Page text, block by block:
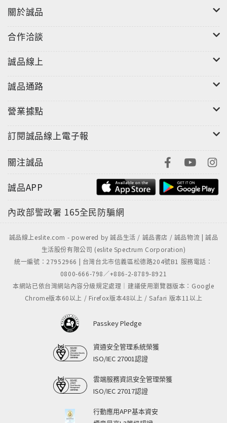
關於誠品
合作洽談
誠品線上
誠品通路
營業據點
訂閱誠品線上電子報
關注誠品
誠品APP
內政部警政署 165全民防騙網
誠品線上eslite.com - powered by 誠品生活 / 誠品書店 / 誠品物流 | 誠品
生活股份有限公司 (eslite Spectrum Corporation)
統一編號：27952966 | 台灣台北市信義區松德路204號B1 服務電話：
0800-666-798／+886-2-8789-8921
本網站已依台灣網站內容分級規定處理｜建議使用瀏覽器版本：Google
Chrome版本60以上 / Firefox版本48以上 / Safari 版本11以上
Passkey Pledge
資通安全管理系統榮獲
ISO/IEC 27001認證
雲端服務資訊安全管理榮獲
ISO/IEC 27017認證
行動應用APP基本資安